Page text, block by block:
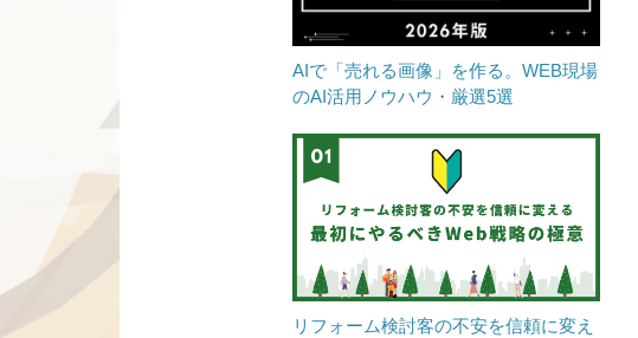
AIで「売れる画像」を作る。WEB現場
のAI活用ノウハウ・厳選5選
リフォーム検討客の不安を信頼に変え